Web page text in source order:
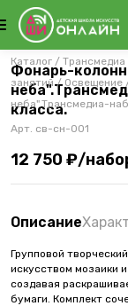
Каталог / Трансмедиа
занятий/ Освещение
неба".Трансмедиа-
Фонарь-
класса.
Арт. св-сн-001
12 750 ₽/
Описание
Групповой
искусством мозаики
создавая
бумаги. Комплект